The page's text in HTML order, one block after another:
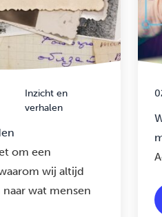
Inzicht en
verhalen
om een
wij altijd
wat mensen